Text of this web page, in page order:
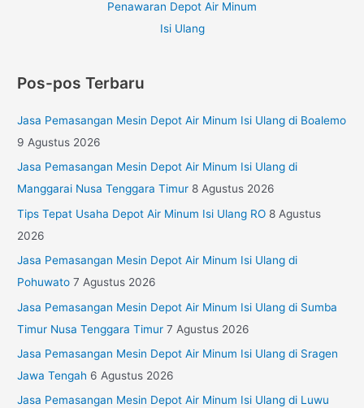
Pos-pos Terbaru
Jasa Pemasangan Mesin Depot Air Minum Isi Ulang di Boalemo
9 Agustus 2026
Jasa Pemasangan Mesin Depot Air Minum Isi Ulang di
Manggarai Nusa Tenggara Timur 8 Agustus 2026
Tips Tepat Usaha Depot Air Minum Isi Ulang RO 8 Agustus
2026
Jasa Pemasangan Mesin Depot Air Minum Isi Ulang di
Pohuwato 7 Agustus 2026
Jasa Pemasangan Mesin Depot Air Minum Isi Ulang di Sumba
Timur Nusa Tenggara Timur 7 Agustus 2026
Jasa Pemasangan Mesin Depot Air Minum Isi Ulang di Sragen
Jawa Tengah 6 Agustus 2026
Jasa Pemasangan Mesin Depot Air Minum Isi Ulang di Luwu